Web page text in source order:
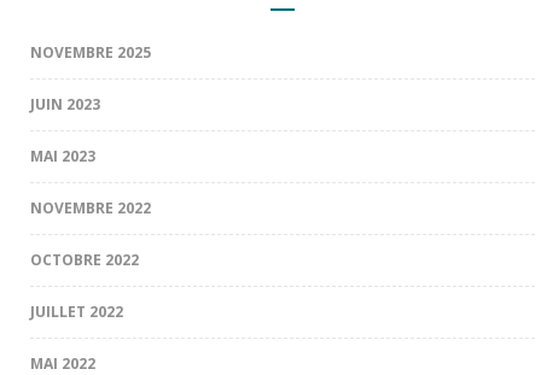
NOVEMBRE 2025
JUIN 2023
MAI 2023
NOVEMBRE 2022
OCTOBRE 2022
JUILLET 2022
MAI 2022